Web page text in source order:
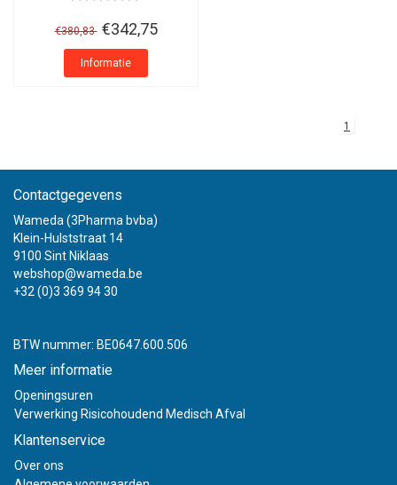
€380,83 €342,75
Informatie
1
Contactgegevens
Wameda (3Pharma bvba)
Klein-Hulststraat 14
9100 Sint Niklaas
webshop@wameda.be
+32 (0)3 369 94 30
BTW nummer: BE0647.600.506
Meer informatie
Openingsuren
Verwerking Risicohoudend Medisch Afval
Klantenservice
Over ons